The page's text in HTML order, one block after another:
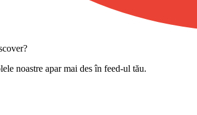
noastre apar mai des în feed-ul tău.